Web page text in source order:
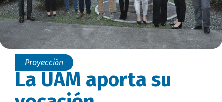
Proyección
La UAM aporta su